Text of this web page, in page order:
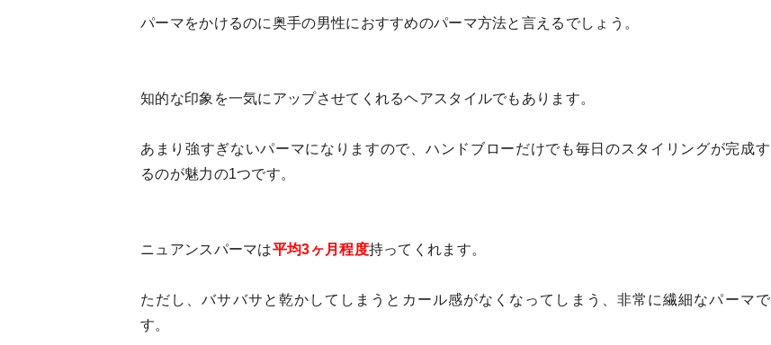
パーマをかけるのに奥手の男性におすすめのパーマ方法と言えるでしょう。
知的な印象を一気にアップさせてくれるヘアスタイルでもあります。
あまり強すぎないパーマになりますので、ハンドブローだけでも毎日のスタイリングが完成す
るのが魅力の1つです。
ニュアンスパーマは平均3ヶ月程度持ってくれます。
ただし、バサバサと乾かしてしまうとカール感がなくなってしまう、非常に繊細なパーマで
す。